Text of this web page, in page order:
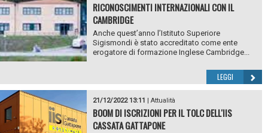
RICONOSCIMENTI INTERNAZIONALI CON IL
CAMBRIDGE
Anche quest’anno l’Istituto Superiore
Sigismondi è stato accreditato come ente
erogatore di formazione Inglese Cambridge...
LEGGI
21/12/2022 13:11 Attualità
BOOM DI ISCRIZIONI PER IL TOLC DELL'IIS
CASSATA GATTAPONE